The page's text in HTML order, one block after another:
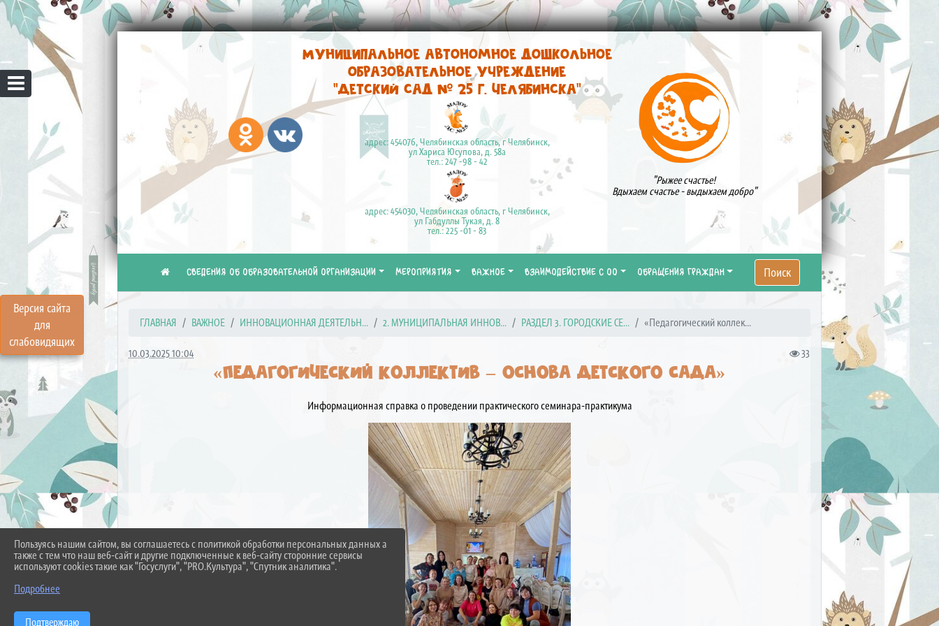
Версия сайта
для
слабовидящих
Муниципальное автономное дошкольное
образовательное учреждение
"Детский сад № 25 г. Челябинска"
адрес: 454076, Челябинская область, г Челябинск,
ул Хариса Юсупова, д. 58а
тел.: 247 -98 - 42
адрес: 454030, Челябинская область, г Челябинск,
ул Габдуллы Тукая, д. 8
тел.: 225 -01 - 83
"Рыжее счастье!
Вдыхаем счастье - выдыхаем добро"
СВЕДЕНИЯ ОБ ОБРАЗОВАТЕЛЬНОЙ ОРГАНИЗАЦИИ МЕРОПРИЯТИЯ ВАЖНОЕ ВЗАИМОДЕЙСТВИЕ С ОО ОБРАЩЕНИЯ ГРАЖДАН Поиск
ГЛАВНАЯ ВАЖНОЕ ИННОВАЦИОННАЯ ДЕЯТЕЛЬН... 2. МУНИЦИПАЛЬНАЯ ИННОВ... РАЗДЕЛ 3. ГОРОДСКИЕ СЕ... «Педагогический коллек...
10.03.2025 10:04 33
«ПЕДАГОГИЧЕСКИЙ КОЛЛЕКТИВ – ОСНОВА ДЕТСКОГО САДА»
Информационная справка о проведении практического семинара-практикума
Пользуясь нашим сайтом, вы соглашаетесь с политикой обработки персональных данных а
также с тем что наш веб-сайт и другие подключенные к веб-сайту сторонние сервисы
используют cookies такие как "Госуслуги", "PRO.Культура", "Спутник аналитика".
Подробнее
Подтверждаю